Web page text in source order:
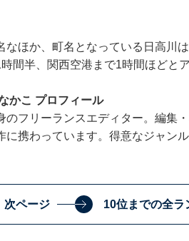
なほか、町名となっている日高川
間半、関西空港まで1時間ほどと
かこ プロフィール
のフリーランスエディター。編集
に携わっています。得意なジャン
次ページ 10位までの全ラ